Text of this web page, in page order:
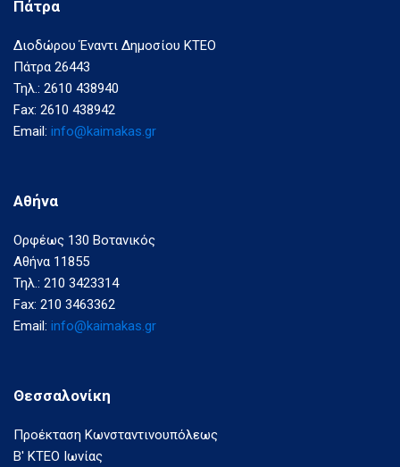
Πάτρα
Διοδώρου Έναντι Δημοσίου ΚΤΕΟ
Πάτρα 26443
Τηλ.: 2610 438940
Fax: 2610 438942
Email: info@kaimakas.gr
Αθήνα
Ορφέως 130 Βοτανικός
Αθήνα 11855
Τηλ.: 210 3423314
Fax: 210 3463362
Email: info@kaimakas.gr
Θεσσαλονίκη
Προέκταση Κωνσταντινουπόλεως
Β' ΚΤΕΟ Ιωνίας